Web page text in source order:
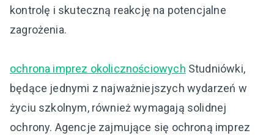
kontrolę i skuteczną reakcję na potencjalne
zagrożenia.
ochrona imprez okolicznościowych Studniówki,
będące jednymi z najważniejszych wydarzeń w
życiu szkolnym, również wymagają solidnej
ochrony. Agencje zajmujące się ochroną imprez